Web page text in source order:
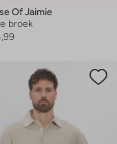
Of Jaimie
broek